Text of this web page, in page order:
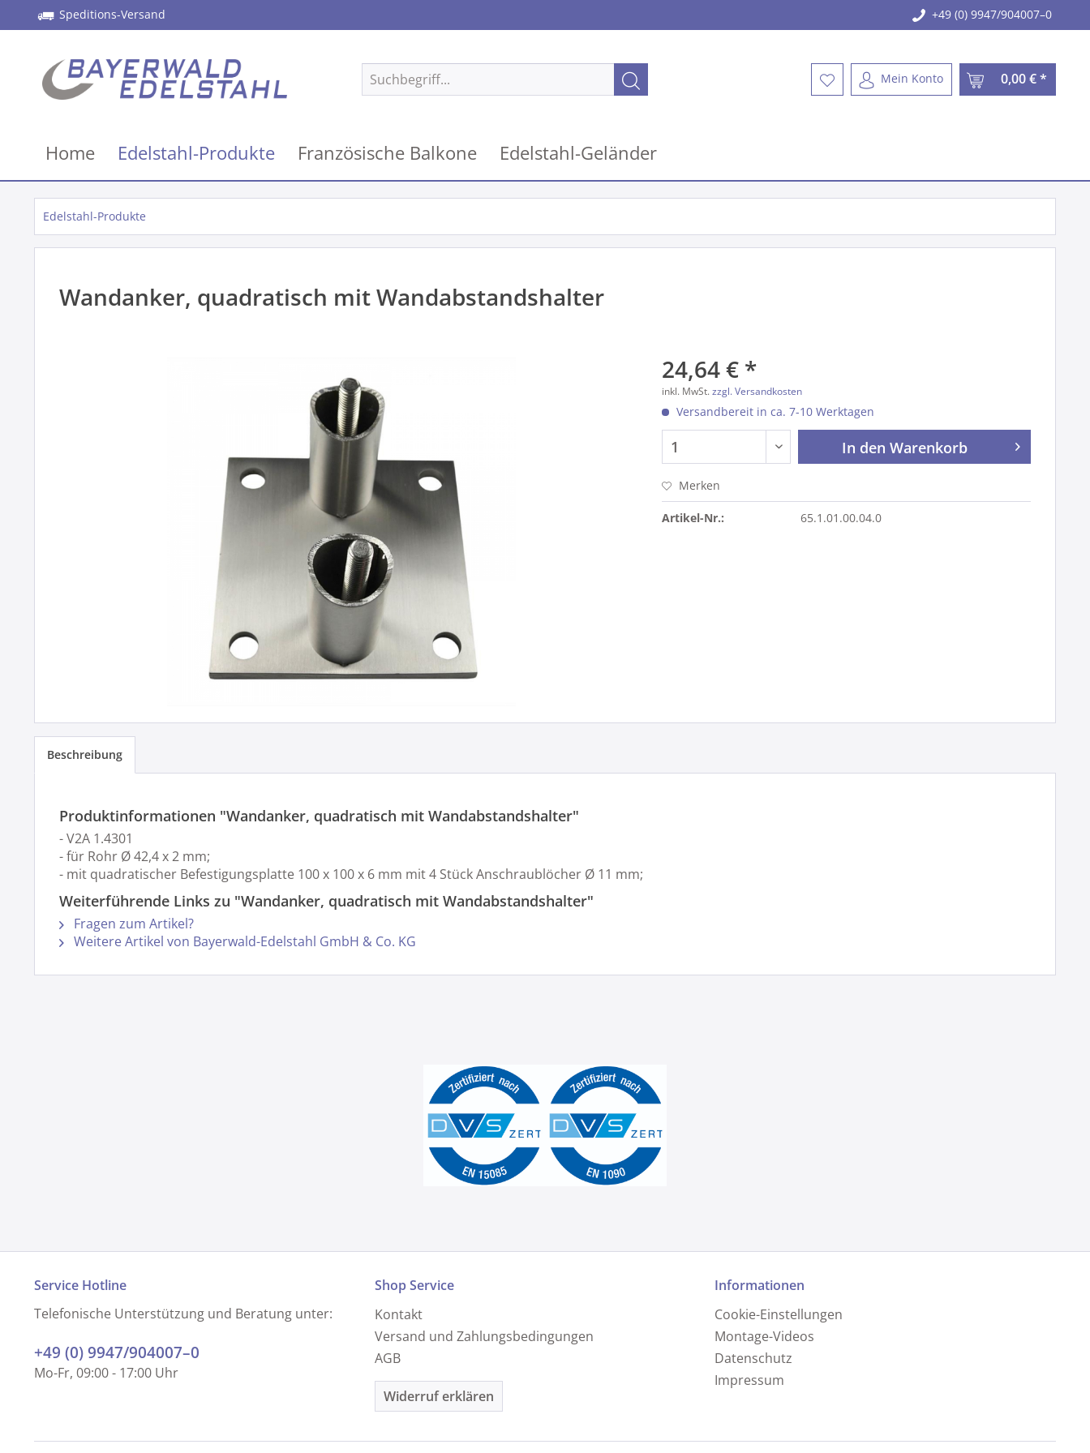
Speditions-Versand +49 (0) 9947/904007–0
Mein Konto 0,00 € *
Home Edelstahl-Produkte Französische Balkone Edelstahl-Geländer
Edelstahl-Produkte
Wandanker, quadratisch mit Wandabstandshalter
24,64 € *
inkl. MwSt.zzgl. Versandkosten
Versandbereit in ca. 7-10 Werktagen
In den Warenkorb
Merken
Artikel-Nr.: 65.1.01.00.04.0
Beschreibung
Produktinformationen "Wandanker, quadratisch mit Wandabstandshalter"
- V2A 1.4301
- für Rohr Ø 42,4 x 2 mm;
- mit quadratischer Befestigungsplatte 100 x 100 x 6 mm mit 4 Stück Anschraublöcher Ø 11 mm;
Weiterführende Links zu "Wandanker, quadratisch mit Wandabstandshalter"
Fragen zum Artikel?
Weitere Artikel von Bayerwald-Edelstahl GmbH & Co. KG
Service Hotline
Telefonische Unterstützung und Beratung unter:
+49 (0) 9947/904007–0
Mo-Fr, 09:00 - 17:00 Uhr
Shop Service
Kontakt
Versand und Zahlungsbedingungen
AGB
Widerruf erklären
Informationen
Cookie-Einstellungen
Montage-Videos
Datenschutz
Impressum